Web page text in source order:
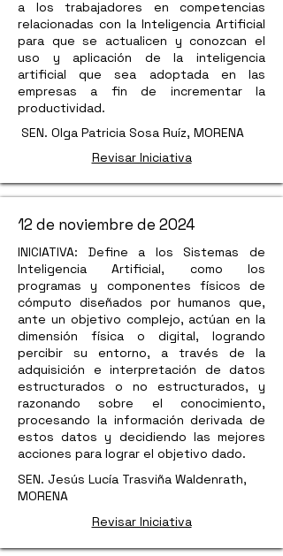
a los trabajadores en competencias
relacionadas con la Inteligencia Artificial
para que se actualicen y conozcan el
uso y aplicación de la inteligencia
artificial que sea adoptada en las
empresas a fin de incrementar la
productividad.
SEN. Olga Patricia Sosa Ruíz, MORENA
Revisar Iniciativa
12 de noviembre de 2024
INICIATIVA: Define a los Sistemas de
Inteligencia Artificial, como los
programas y componentes físicos de
cómputo diseñados por humanos que,
ante un objetivo complejo, actúan en la
dimensión física o digital, logrando
percibir su entorno, a través de la
adquisición e interpretación de datos
estructurados o no estructurados, y
razonando sobre el conocimiento,
procesando la información derivada de
estos datos y decidiendo las mejores
acciones para lograr el objetivo dado.
SEN. Jesús Lucía Trasviña Waldenrath,
MORENA
Revisar Iniciativa